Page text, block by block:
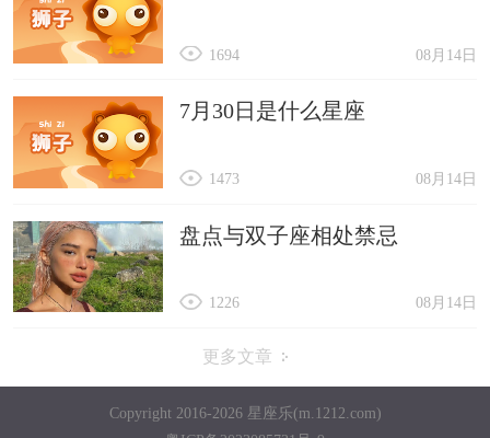
08月14日
1694
7月30日是什么星座
08月14日
1473
盘点与双子座相处禁忌
08月14日
1226
更多文章
Copyright 2016-2026 星座乐(m.1212.com)